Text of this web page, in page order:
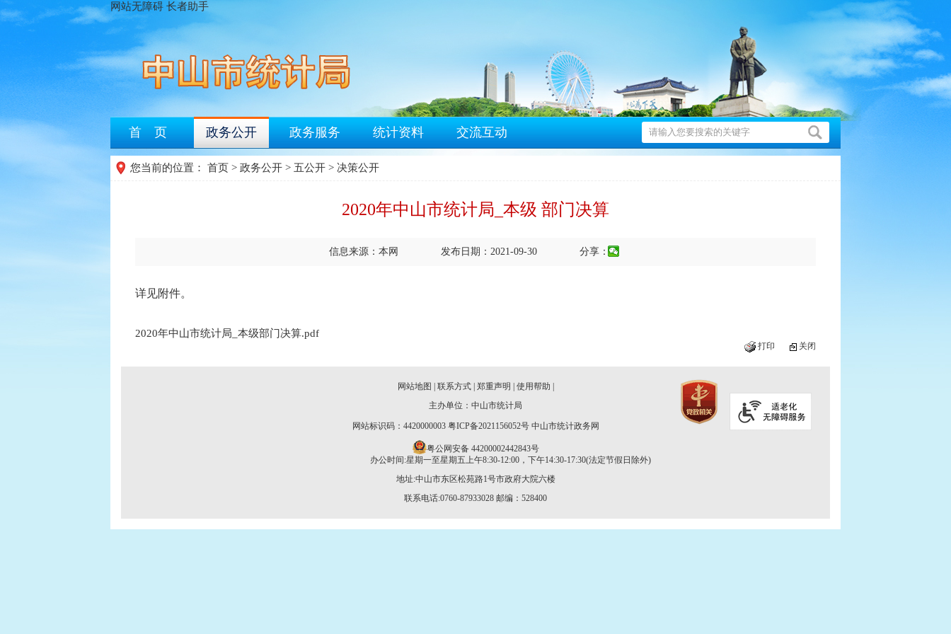
网站无障碍 长者助手
首 页 政务公开 政务服务 统计资料 交流互动
您当前的位置： 首页 > 政务公开 > 五公开 > 决策公开
2020年中山市统计局_本级 部门决算
信息来源：本网 发布日期：2021-09-30 分享：
详见附件。
2020年中山市统计局_本级部门决算.pdf
打印 关闭
网站地图 联系方式 郑重声明 使用帮助
主办单位：中山市统计局
网站标识码：4420000003 粤ICP备2021156052号中山市统计政务网
粤公网安备 44200002442843号
办公时间:星期一至星期五上午8:30-12:00，下午14:30-17:30(法定节假日除外)
地址:中山市东区松苑路1号市政府大院六楼
联系电话:0760-87933028 邮编：528400